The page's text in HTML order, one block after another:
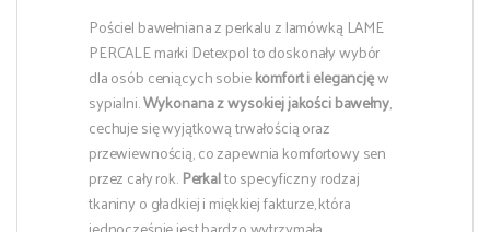
Pościel bawełniana z perkalu z lamówką LAME
PERCALE marki Detexpol to doskonały wybór
dla osób ceniących sobiekomfort i elegancjęw
sypialni.Wykonana z wysokiej jakości bawełny,
cechuje się wyjątkową trwałością oraz
przewiewnością, co zapewnia komfortowy sen
przez cały rok. Perkalto specyficzny rodzaj
tkaniny o gładkiej i miękkiej fakturze, która